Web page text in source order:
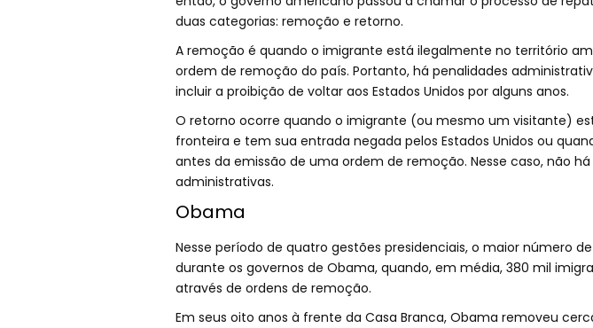
duas categorias: remoção e retorno.
A remoção é quando o imigrante está ilegalmente no território
ordem de remoção do país. Portanto, há penalidades
incluir a proibição de voltar aos Estados Unidos por alguns anos.
O retorno ocorre quando o imigrante (ou mesmo um visitante)
fronteira e tem sua entrada negada pelos Estados Unidos ou
antes da emissão de uma ordem de remoção. Nesse caso, não
administrativas.
Obama
Nesse período de quatro gestões presidenciais, o maior número
durante os governos de Obama, quando, em média, 380 mil
através de ordens de remoção.
Em seus oito anos à frente da Casa Branca, Obama removeu